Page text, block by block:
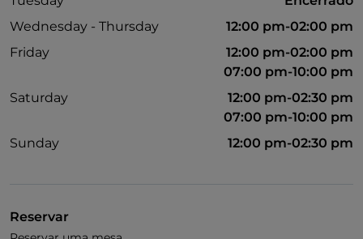
Wednesday - Thursday
12:00 pm-02:00 pm
Friday
12:00 pm-02:00 pm
07:00 pm-10:00 pm
Saturday
12:00 pm-02:30 pm
07:00 pm-10:00 pm
Sunday
12:00 pm-02:30 pm
Reservar